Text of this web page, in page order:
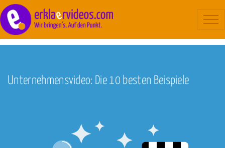
Blog
Unternehmensvideo: Die 10 besten Beispiele